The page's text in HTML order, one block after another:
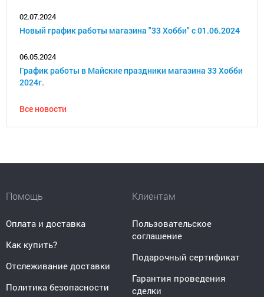
02.07.2024
Новый график работы магазина "33 Хобби" с 01.06.2024
06.05.2024
График работы в Майские праздники магазина 33 Хобби
2024г.
Все новости
Помощь
Оплата и доставка
Как купить?
Отслеживание доставки
Политика безопасности
Клиентам
Пользовательское
соглашение
Подарочный сертификат
Гарантия проведения
сделки